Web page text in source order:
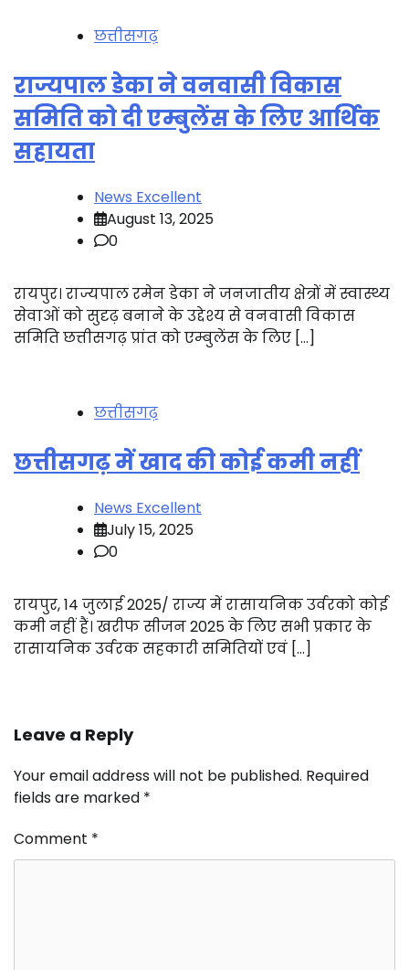
छत्तीसगढ़
राज्यपाल डेका ने वनवासी विकास
समिति को दी एम्बुलेंस के लिए आर्थिक
सहायता
News Excellent
August 13, 2025
0
रायपुर। राज्यपाल रमेन डेका ने जनजातीय क्षेत्रों में स्वास्थ्य
सेवाओं को सुदृढ़ बनाने के उद्देश्य से वनवासी विकास
समिति छत्तीसगढ़ प्रांत को एम्बुलेंस के लिए […]
छत्तीसगढ़
छत्तीसगढ़ में खाद की कोई कमी नहीं
News Excellent
July 15, 2025
0
रायपुर, 14 जुलाई 2025/ राज्य में रासायनिक उर्वरको कोई
कमी नहीं हैं। खरीफ सीजन 2025 के लिए सभी प्रकार के
रासायनिक उर्वरक सहकारी समितियों एवं […]
Leave a Reply
Your email address will not be published. Required
fields are marked *
Comment *